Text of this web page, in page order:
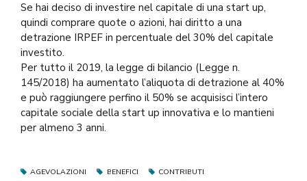
Se hai deciso di investire nel capitale di una start up,
quindi comprare quote o azioni, hai diritto a una
detrazione IRPEF in percentuale del 30% del capitale
investito.
Per tutto il 2019, la legge di bilancio (Legge n.
145/2018) ha aumentato l’aliquota di detrazione al 40%
e può raggiungere perfino il 50% se acquisisci l’intero
capitale sociale della start up innovativa e lo mantieni
per almeno 3 anni.
AGEVOLAZIONI BENEFICI
CONTRIBUTI